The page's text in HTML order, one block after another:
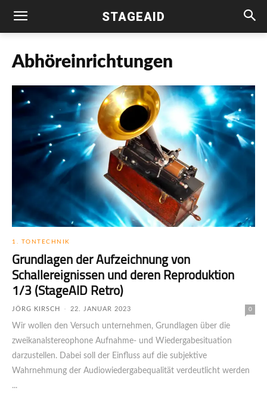
STAGEAID
Abhöreinrichtungen
1. TONTECHNIK
Grundlagen der Aufzeichnung von
Schallereignissen und deren Reproduktion
1/3 (StageAID Retro)
JÖRG KIRSCH - 22. JANUAR 2023 0
Wir wollen den Versuch unternehmen, Grundlagen über die
zweikanalstereophone Aufnahme- und Wiedergabesituation
darzustellen. Dabei soll der Einfluss auf die subjektive
Wahrnehmung der Audiowiedergabequalität verdeutlicht werden
...